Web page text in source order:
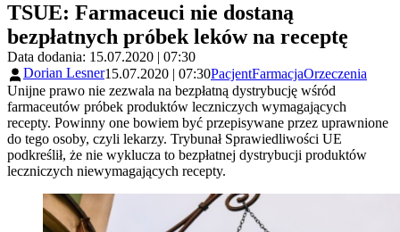
TSUE: Farmaceuci nie dostaną
bezpłatnych próbek leków na receptę
Data dodania: 15.07.2020 | 07:30
Dorian Lesner15.07.2020 | 07:30PacjentFarmacjaOrzeczenia
Unijne prawo nie zezwala na bezpłatną dystrybucję wśród
farmaceutów próbek produktów leczniczych wymagających
recepty. Powinny one bowiem być przepisywane przez uprawnione
do tego osoby, czyli lekarzy. Trybunał Sprawiedliwości UE
podkreślił, że nie wyklucza to bezpłatnej dystrybucji produktów
leczniczych niewymagających recepty.